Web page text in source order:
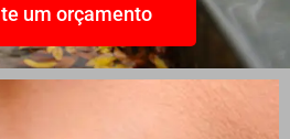
um orçamento